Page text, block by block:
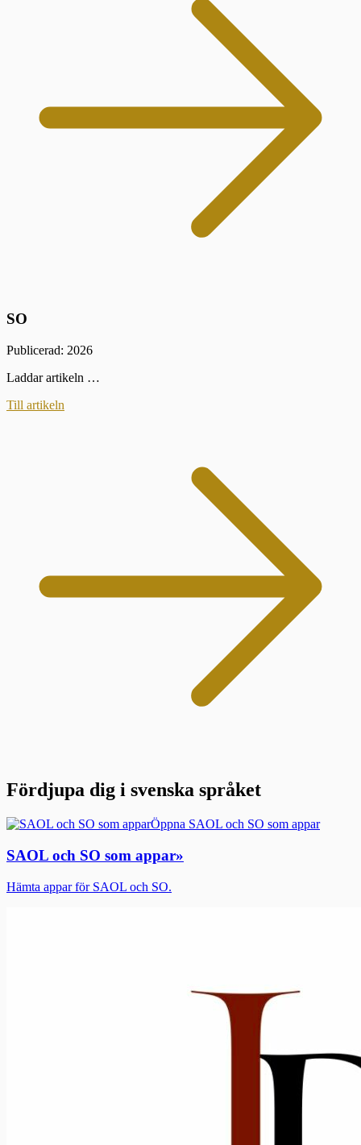
SO
Publicerad: 2026
Laddar artikeln …
Till artikeln
Fördjupa dig i svenska språket
Öppna SAOL och SO som appar
SAOL och SO som appar»
Hämta appar för SAOL och SO.